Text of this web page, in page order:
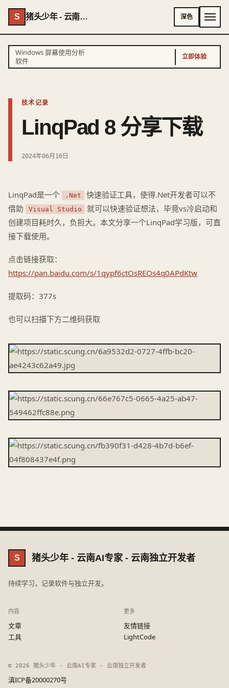
S 猪头少年 - 云南AI专家 - 云南独立开发者 深色
Windows 屏幕使用分析
软件
立即体验
技术记录
LinqPad 8 分享下载
2024年06月16日
LinqPad是一个 .Net
快速验证工具，使得.Net开发者可以不
借助
Visual Studio
就可以快速验证想法，毕竟vs冷启动和
创建项目耗时久，负担大。本文分享一个LinqPad学习版，可直
接下载使用。
点击链接获取：
https://pan.baidu.com/s/1qypf6ctOsREOs4q0APdKtw
提取码：377s
也可以扫描下方二维码获取
S 猪头少年 - 云南AI专家 - 云南独立开发者
持续学习，记录软件与独立开发。
内容
文章
工具
更多
友情链接
LightCode
© 2026 猪头少年 - 云南AI专家 - 云南独立开发者
滇ICP备20000270号